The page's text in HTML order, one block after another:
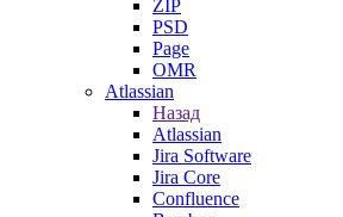
ZIP
PSD
Page
OMR
Atlassian
Назад
Atlassian
Jira Software
Jira Core
Confluence